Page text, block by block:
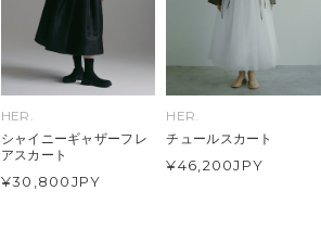
HER.
シャイニーギャザーフレ
アスカート
¥30,800JPY
HER.
チュールスカート
¥46,200JPY